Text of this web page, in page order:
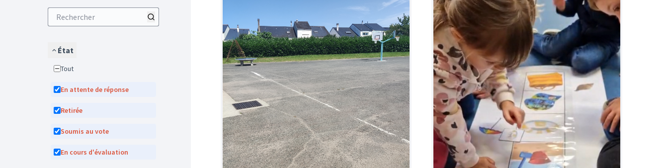
État
Tout
En attente de réponse
Retirée
Soumis au vote
En cours d'évaluation